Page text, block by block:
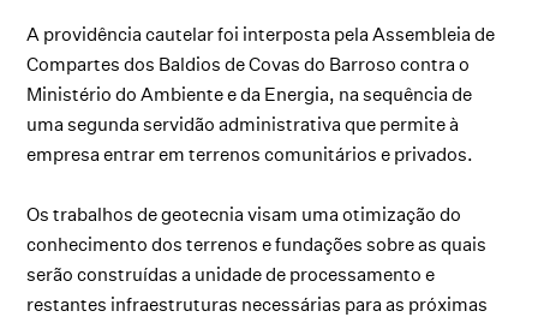
A providência cautelar foi interposta pela Assembleia de
Compartes dos Baldios de Covas do Barroso contra o
Ministério do Ambiente e da Energia, na sequência de
uma segunda servidão administrativa que permite à
empresa entrar em terrenos comunitários e privados.
Os trabalhos de geotecnia visam uma otimização do
conhecimento dos terrenos e fundações sobre as quais
serão construídas a unidade de processamento e
restantes infraestruturas necessárias para as próximas